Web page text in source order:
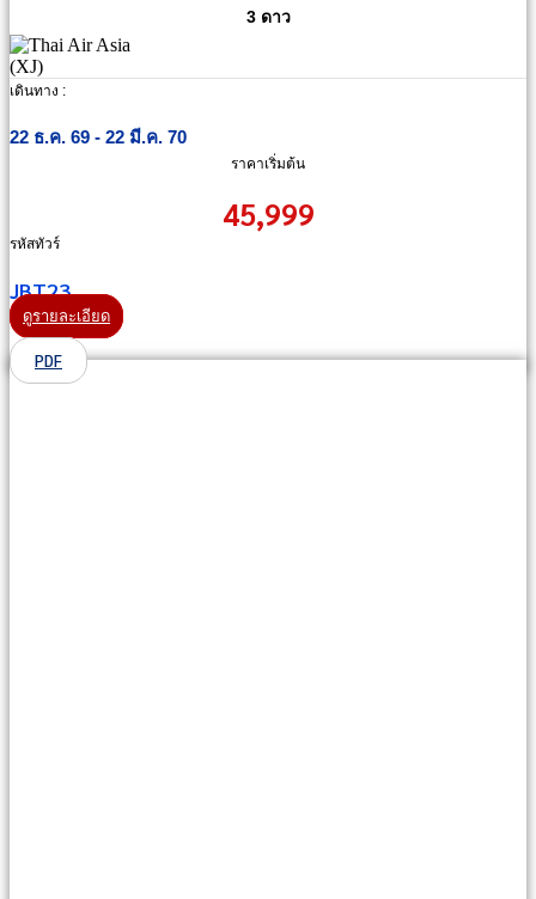
3 ดาว
เดินทาง :
22 ธ.ค. 69 - 22 มี.ค. 70
ราคาเริ่มต้น
45,999
รหัสทัวร์
JBT23
ดูรายละเอียด
PDF